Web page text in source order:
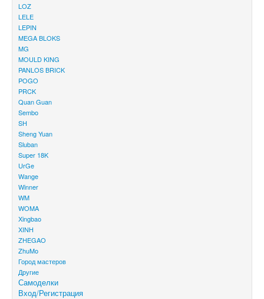
LOZ
LELE
LEPIN
MEGA BLOKS
MG
MOULD KING
PANLOS BRICK
POGO
PRCK
Quan Guan
Sembo
SH
Sheng Yuan
Sluban
Super 18K
UrGe
Wange
Winner
WM
WOMA
Xingbao
XINH
ZHEGAO
ZhuMo
Город мастеров
Другие
Самоделки
Вход/Регистрация